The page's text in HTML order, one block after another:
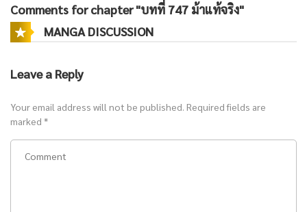
Comments for chapter "บทที่ 747 ม้าแท้จริง"
MANGA DISCUSSION
Leave a Reply
Your email address will not be published. Required fields are
marked *